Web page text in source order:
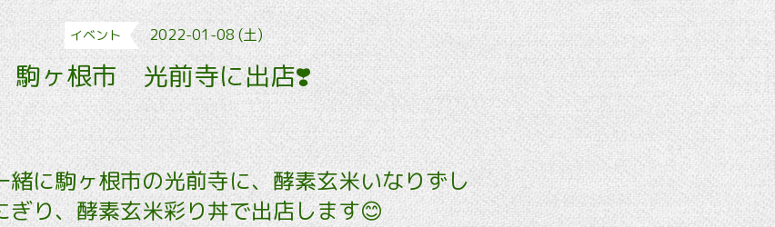
イベント 2022-01-08 (土)
駒ヶ根市 光前寺に出店❣️
緒に駒ヶ根市の光前寺に、酵素玄米いなりずし
ぎり、酵素玄米彩り丼で出店します😊